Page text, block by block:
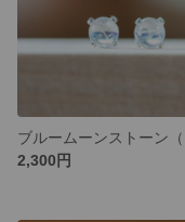
2,300円